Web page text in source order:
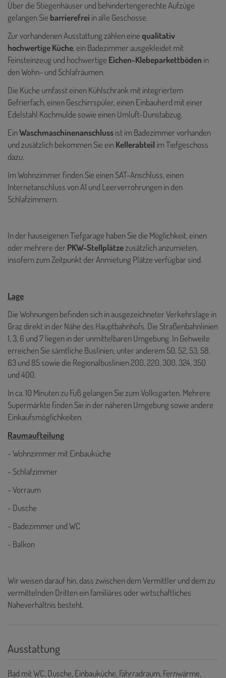
Über die Stiegenhäuser und behindertengerechte Aufzüge
gelangen Sie barrierefrei in alle Geschosse.
Zur vorhandenen Ausstattung zählen einequalitativ
hochwertige Küche, ein Badezimmer ausgekleidet mit
Feinsteinzeug und hochwertige Eichen-Klebeparkettböden in
den Wohn- und Schlafräumen.
Die Küche umfasst einen Kühlschrank mit integriertem
Gefrierfach, einen Geschirrspüler, einen Einbauherd mit einer
Edelstahl Kochmulde sowie einen Umluft-Dunstabzug.
EinWaschmaschinenanschlussist im Badezimmer vorhanden
und zusätzlich bekommen Sie einKellerabteil im Tiefgeschoss
dazu.
Im Wohnzimmer finden Sie einen SAT-Anschluss, einen
Internetanschluss von A1 und Leerverrohrungen in den
Schlafzimmern.
In der hauseigenen Tiefgarage haben Sie die Möglichkeit, einen
oder mehrere derPKW-Stellplätzezusätzlich anzumieten,
insofern zum Zeitpunkt der Anmietung Plätze verfügbar sind.
Lage
Die Wohnungen befinden sich in ausgezeichneter Verkehrslage in
Graz direkt in der Nähe des Hauptbahnhofs. Die Straßenbahnlinien
1, 3, 6 und 7 liegen in der unmittelbaren Umgebung. In Gehweite
erreichen Sie sämtliche Buslinien, unter anderem50, 52, 53, 58,
63 und 85 sowie die Regionalbuslinien200, 220, 300, 324, 350
und 400.
In ca. 10 Minuten zu Fuß gelangen Sie zum Volksgarten. Mehrere
Supermärkte finden Sie in der näheren Umgebung sowie andere
Einkaufsmöglichkeiten.
Raumaufteilung
- Wohnzimmer mit Einbauküche
- Schlafzimmer
- Vorraum
- Dusche
- Badezimmer und WC
- Balkon
Wir weisen darauf hin, dass zwischen dem Vermittler und dem zu
vermittelnden Dritten ein familiäres oder wirtschaftliches
Naheverhältnis besteht.
Ausstattung
Bad mit WC Dusche Einbauküche Fahrradraum Fernwärme